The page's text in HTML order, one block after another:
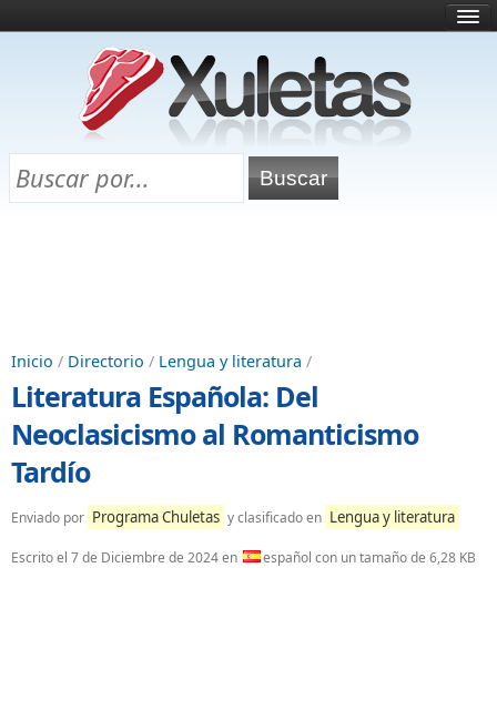
¿Qué es esto?
Directorio
Chuletas para exámenes
Inicio / Directorio / Lengua y literatura /
Literatura Española: Del
Neoclasicismo al Romanticismo
Tardío
Enviado por Programa Chuletas y clasificado en Lengua y literatura
Escrito el 7 de Diciembre de 2024en español con un tamaño de 6,28 KB